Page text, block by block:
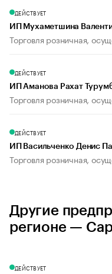
ДЕЙСТВУЕТ
ИП Мухаметшина
Торговля розничная,
ДЕЙСТВУЕТ
ИП Аманова Рахат
Торговля розничная,
ДЕЙСТВУЕТ
ИП Васильченко Денис
Торговля розничная,
Другие
регионе —
ДЕЙСТВУЕТ